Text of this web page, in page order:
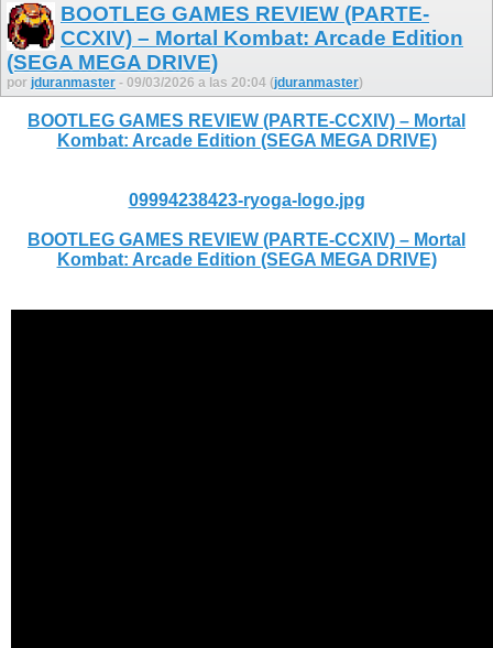
BOOTLEG GAMES REVIEW (PARTE-
CCXIV) – Mortal Kombat: Arcade Edition
(SEGA MEGA DRIVE)
por jduranmaster - 09/03/2026 a las 20:04 (jduranmaster)
BOOTLEG GAMES REVIEW (PARTE-CCXIV) – Mortal
Kombat: Arcade Edition (SEGA MEGA DRIVE)
09994238423-ryoga-logo.jpg
BOOTLEG GAMES REVIEW (PARTE-CCXIV) – Mortal
Kombat: Arcade Edition (SEGA MEGA DRIVE)